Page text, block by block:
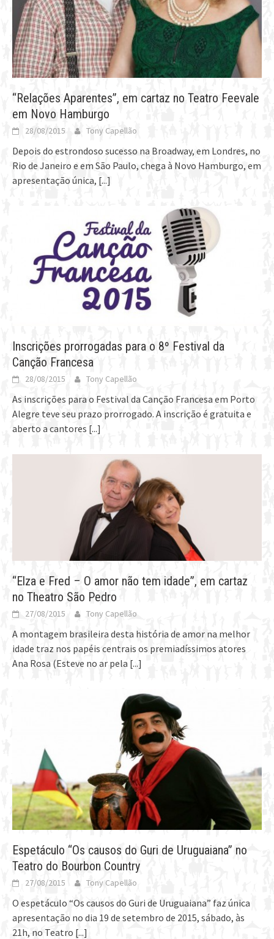
“Relações Aparentes”, em cartaz no Teatro Feevale
em Novo Hamburgo
28/08/2015 Tony Capellão
Depois do estrondoso sucesso na Broadway, em Londres, no
Rio de Janeiro e em São Paulo, chega à Novo Hamburgo, em
apresentação única, [...]
Inscrições prorrogadas para o 8º Festival da
Canção Francesa
28/08/2015 Tony Capellão
As inscrições para o Festival da Canção Francesa em Porto
Alegre teve seu prazo prorrogado. A inscrição é gratuita e
aberto a cantores [...]
“Elza e Fred – O amor não tem idade”, em cartaz
no Theatro São Pedro
27/08/2015 Tony Capellão
A montagem brasileira desta história de amor na melhor
idade traz nos papéis centrais os premiadíssimos atores
Ana Rosa (Esteve no ar pela [...]
Espetáculo “Os causos do Guri de Uruguaiana” no
Teatro do Bourbon Country
27/08/2015 Tony Capellão
O espetáculo “Os causos do Guri de Uruguaiana” faz única
apresentação no dia 19 de setembro de 2015, sábado, às
21h, no Teatro [...]